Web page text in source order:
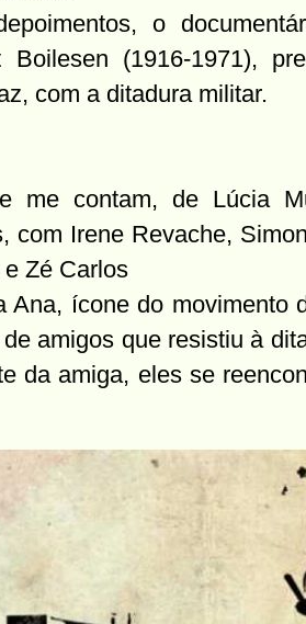
o
Boilesen (1916-1971),
com a ditadura militar.
me contam, de Lúcia
com Irene Revache,
Zé Carlos
Ana, ícone do movimento
amigos que resistiu à
da amiga, eles se